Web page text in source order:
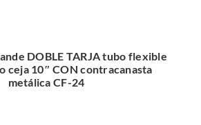
DOBLE TARJA tubo flexible
ceja 10″ CON contracanasta
metálica CF-24